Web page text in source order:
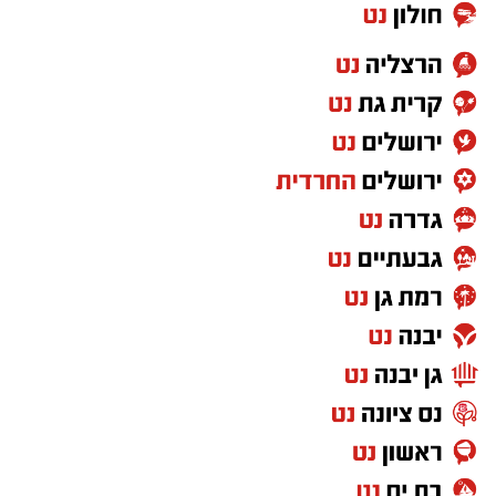
המבוקשות לרכישת דירות מקבלן.
לעומת זאת, בשוק הדירות מיד שנייה בבאר שבע
נרשמה מגמה הפוכה: בתקופה המדוברת נמכרו
זאת, באר שבע שומרת על מעמדה כאחד ממוקדי
המסחר המרכזיים ביד שנייה בארץ לצד ירושלים
וחיפה.
ברמת המאקרו האזורית, מחוז הדרום ממשיך להוות
מנוע מרכזי בשוק הדיור הארצי והוא אחראי על
כ-21.2% מסך הדירות שנמכרו בכלל הארץ
(כ-24% מסך הדירות החדשות הארציות).